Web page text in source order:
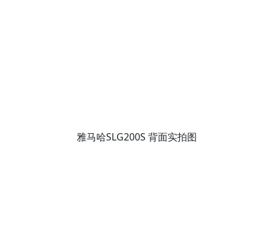
雅马哈SLG200S 背面实拍图